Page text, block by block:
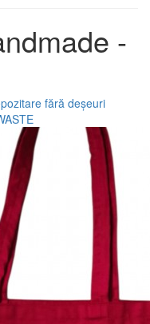
-
fără deșeuri